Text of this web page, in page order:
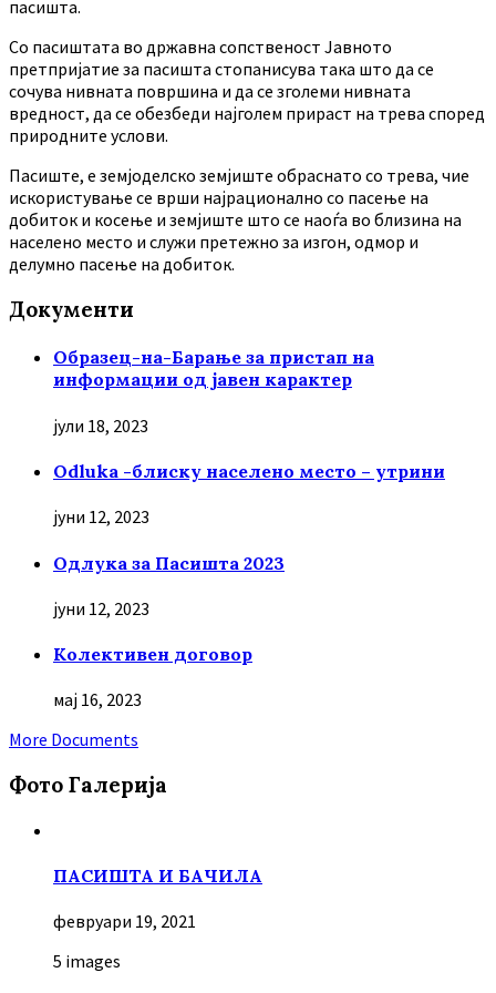
пасишта.
Co пасиштата во државна сопственост Јавното
претпријатие за пасишта стопанисува така што да се
сочува нивната површина и да се зголеми нивната
вредност, да се обезбеди најголем прираст на трева според
природните услови.
Пасиште, е земјоделско земјиште обраснато со трева, чие
искористување се врши најрационално со пасење на
добиток и косење и земјиште што се наоѓа во близина на
населено место и служи претежно за изгон, одмор и
делумно пасење на добиток.
Документи
Образец-на-Барање за пристап на
информации од јавен карактер
јули 18, 2023
Odluka -блиску населено место – утрини
јуни 12, 2023
Oдлука за Пасишта 2023
јуни 12, 2023
Колективен договор
мај 16, 2023
More Documents
Фото Галерија
ПАСИШТА И БАЧИЛА
февруари 19, 2021
5 images